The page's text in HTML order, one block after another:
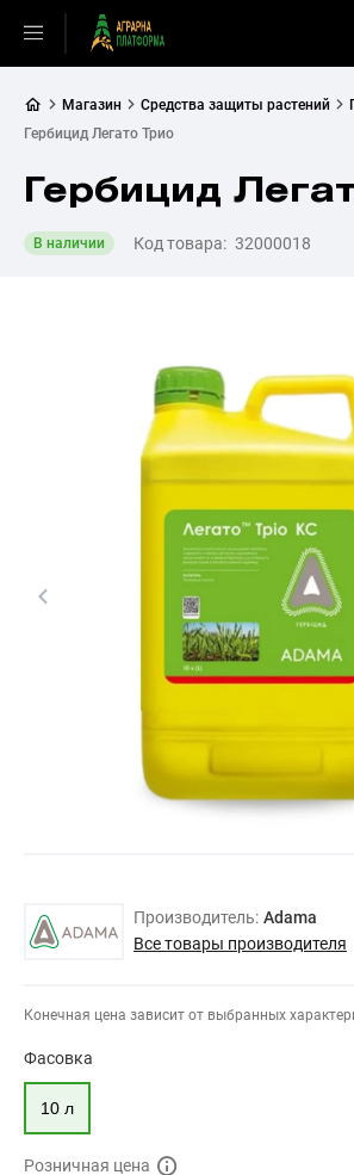
Магазин Средства защиты растений
Гербицид Легато Трио
Гербицид
В наличии Код товара: 32000018
Производитель: Adama
Все товары производителя
Конечная цена зависит от выбранных
Фасовка
10 л
Розничная цена